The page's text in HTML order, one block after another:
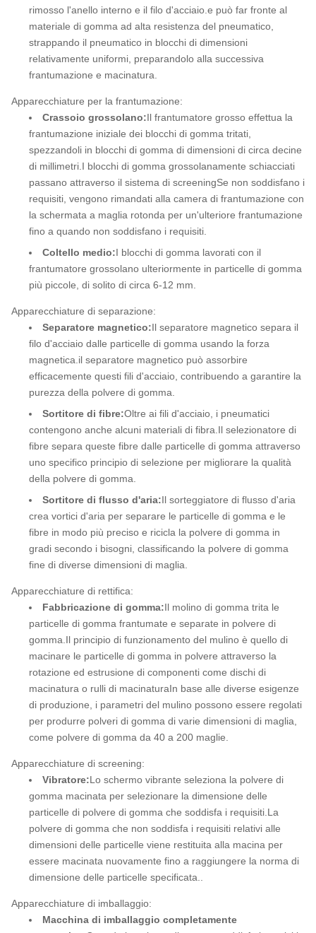
rimosso l'anello interno e il filo d'acciaio.e può far fronte al
materiale di gomma ad alta resistenza del pneumatico,
strappando il pneumatico in blocchi di dimensioni
relativamente uniformi, preparandolo alla successiva
frantumazione e macinatura.
Apparecchiature per la frantumazione:
Crassoio grossolano:Il frantumatore grosso effettua la
frantumazione iniziale dei blocchi di gomma tritati,
spezzandoli in blocchi di gomma di dimensioni di circa decine
di millimetri.I blocchi di gomma grossolanamente schiacciati
passano attraverso il sistema di screeningSe non soddisfano i
requisiti, vengono rimandati alla camera di frantumazione con
la schermata a maglia rotonda per un'ulteriore frantumazione
fino a quando non soddisfano i requisiti.
Coltello medio:I blocchi di gomma lavorati con il
frantumatore grossolano ulteriormente in particelle di gomma
più piccole, di solito di circa 6-12 mm.
Apparecchiature di separazione:
Separatore magnetico:Il separatore magnetico separa il
filo d'acciaio dalle particelle di gomma usando la forza
magnetica.il separatore magnetico può assorbire
efficacemente questi fili d'acciaio, contribuendo a garantire la
purezza della polvere di gomma.
Sortitore di fibre:Oltre ai fili d'acciaio, i pneumatici
contengono anche alcuni materiali di fibra.Il selezionatore di
fibre separa queste fibre dalle particelle di gomma attraverso
uno specifico principio di selezione per migliorare la qualità
della polvere di gomma.
Sortitore di flusso d'aria:Il sorteggiatore di flusso d'aria
crea vortici d'aria per separare le particelle di gomma e le
fibre in modo più preciso e ricicla la polvere di gomma in
gradi secondo i bisogni, classificando la polvere di gomma
fine di diverse dimensioni di maglia.
Apparecchiature di rettifica:
Fabbricazione di gomma:Il molino di gomma trita le
particelle di gomma frantumate e separate in polvere di
gomma.Il principio di funzionamento del mulino è quello di
macinare le particelle di gomma in polvere attraverso la
rotazione ed estrusione di componenti come dischi di
macinatura o rulli di macinaturaIn base alle diverse esigenze
di produzione, i parametri del mulino possono essere regolati
per produrre polveri di gomma di varie dimensioni di maglia,
come polvere di gomma da 40 a 200 maglie.
Apparecchiature di screening:
Vibratore:Lo schermo vibrante seleziona la polvere di
gomma macinata per selezionare la dimensione delle
particelle di polvere di gomma che soddisfa i requisiti.La
polvere di gomma che non soddisfa i requisiti relativi alle
dimensioni delle particelle viene restituita alla macina per
essere macinata nuovamente fino a raggiungere la norma di
dimensione delle particelle specificata..
Apparecchiature di imballaggio:
Macchina di imballaggio completamente